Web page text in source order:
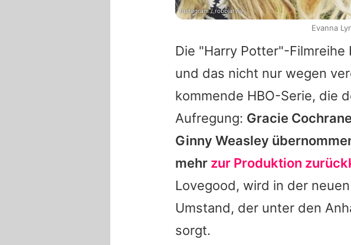
Die "Harry Potter"-Filmreihe
und das nicht nur wegen
kommende HBO-Serie, die
Aufregung: Gracie
Ginny Weasley
mehr zur Produktion
Lovegood, wird in der
Umstand, der unter den
sorgt.
Instagram / robbjarvis
Evanna